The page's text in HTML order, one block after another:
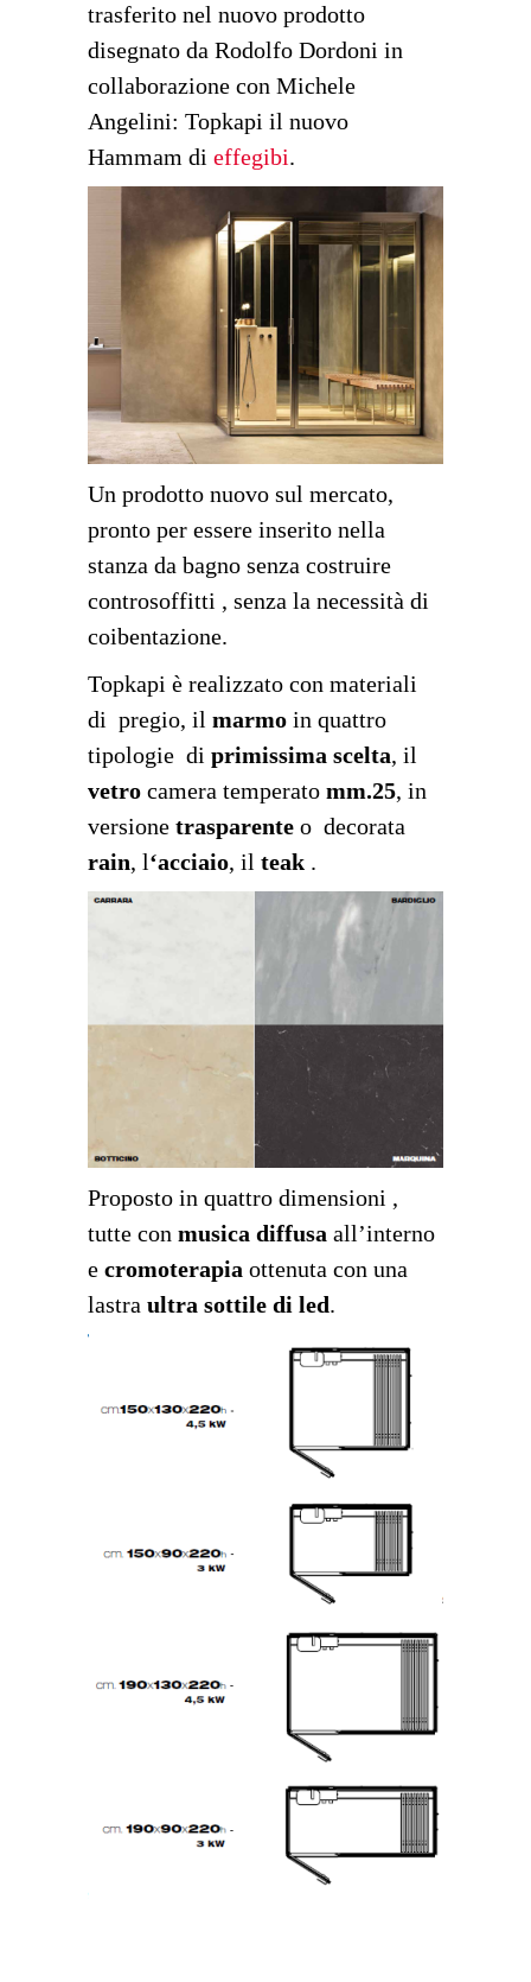
trasferito nel nuovo prodotto
disegnato da Rodolfo Dordoni in
collaborazione con Michele
Angelini: Topkapi il nuovo
Hammam di effegibi.
Un prodotto nuovo sul mercato,
pronto per essere inserito nella
stanza da bagno senza costruire
controsoffitti , senza la necessità di
coibentazione.
Topkapi è realizzato con materiali
di pregio, il marmo in quattro
tipologie di primissima scelta, il
vetro camera temperato mm.25, in
versione trasparente o decorata
rain, l‘acciaio, il teak .
Proposto in quattro dimensioni ,
tutte con musica diffusa all’interno
e cromoterapia ottenuta con una
lastra ultra sottile di led.